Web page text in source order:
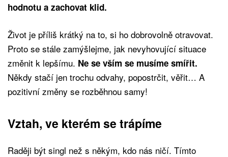
hodnotu a zachovat klid.
Život je příliš krátký na to, si ho dobrovolně otravovat.
Proto se stále zamýšlejme, jak nevyhovující situace
změnit k lepšímu. Ne se vším se musíme smířit.
Někdy stačí jen trochu odvahy, popostrčit, věřit… A
pozitivní změny se rozběhnou samy!
Vztah, ve kterém se trápíme
Raději být singl než s někým, kdo nás ničí. Tímto